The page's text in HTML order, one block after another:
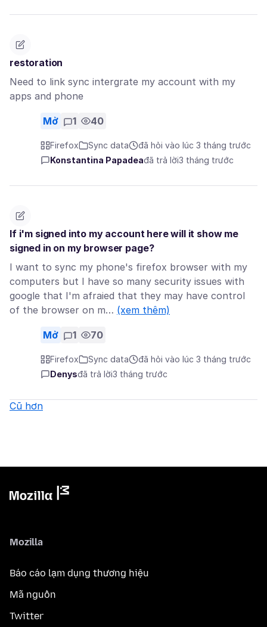
restoration
Need to link sync intergrate my account with my
apps and phone
Mở 1 40
Firefox Sync data
đã hỏi vào lúc 3 tháng trước
Konstantina Papadeađã trả lời3 tháng trước
If i'm signed into my account here will it show me
signed in on my browser page?
I want to sync my phone's firefox browser with my
computers but I have so many security issues with
google that I'm afraied that they may have control
of the browser on m… (xem thêm)
Mở 1 70
Firefox Sync data
đã hỏi vào lúc 3 tháng trước
Denysđã trả lời3 tháng trước
Cũ hơn
Mozilla
Báo cáo lạm dụng thương hiệu
Mã nguồn
Twitter